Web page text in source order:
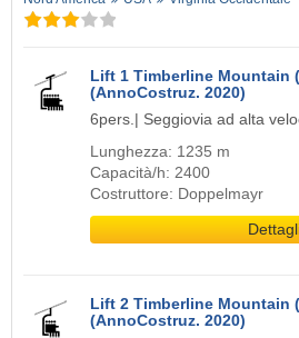
Lift 1 Timberline Mountain
(AnnoCostruz. 2020)
6pers.| Seggiovia ad alta
Lunghezza: 1235 m
Capacità/h: 2400
Costruttore: Doppelmayr
Lift 2 Timberline Mountain
(AnnoCostruz. 2020)